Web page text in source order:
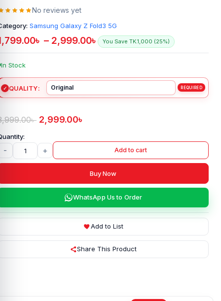
No reviews yet
Samsung Galaxy Z Fold3 5G
৳ – 2,999.00৳ You Save TK.1,000 (25%)
In Stock
QUALITY
৳ 2,999.00৳
- + Add to cart
Buy Now
WhatsApp Us to Order
Add to List
Share This Product